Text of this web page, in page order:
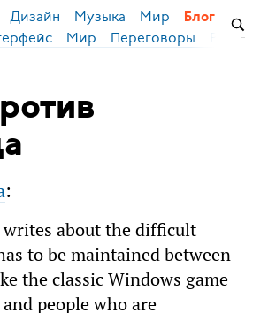
Дизайн Музыка Мир Блог
Мир Переговоры
:
writes about the difficult
to be maintained between
the classic Windows game
people who are